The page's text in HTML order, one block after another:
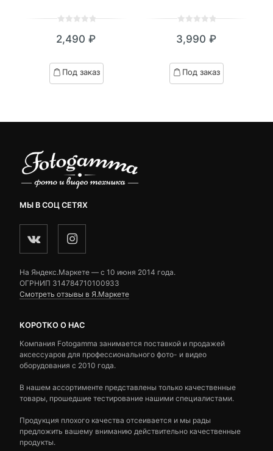
out
based
on
2,490 ₽
Под заказ
out
based
on
3,990 ₽
Под заказ
МЫ В СОЦ СЕТЯХ
На Яндекс.Маркете — c 10 июня 2014 года.
ОГРНИП 314784710100933
Смотреть отзывы в Я.Маркете
КОРОТКО О НАС
Компания Fotogamma занимается поставкой и продажей
аксессуаров для профессионального фото- и видео
оборудования с 2010 года.
В нашем ассортименте представлены только качественные
товары, прошедшие тестирование нашими специалистами.
Продукция плохого качества отсеивается и мы рады
предложить вашему вниманию действительно качественные
продукты.